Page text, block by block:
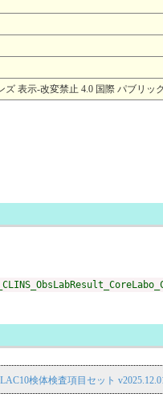
表示-改変禁止 4.0 国際 パブリッ
検体検査項目セット